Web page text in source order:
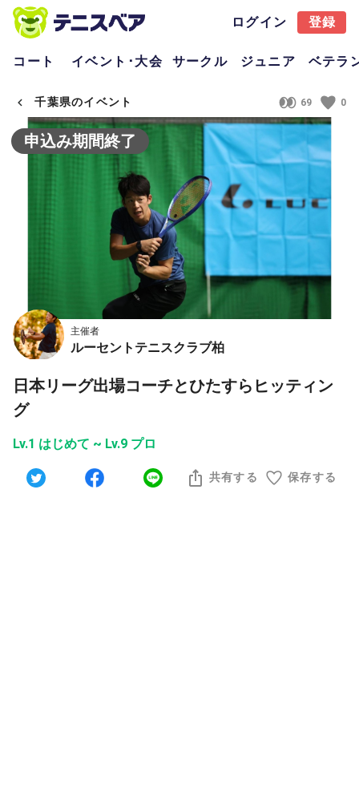
ログイン 登録
コート イベント･大会 サークル ジュニア ベテラ
千葉県のイベント 69 0
申込み期間終了
主催者
ルーセントテニスクラブ柏
日本リーグ出場コーチとひたすらヒッティン
グ
Lv.1 はじめて ~ Lv.9 プロ
共有する 保存する